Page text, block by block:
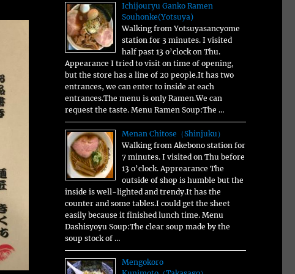
Ichijouryu Ganko Ramen
Souhonke(Yotsuya)
Walking from Yotsuyasancyome
station for 3 minutes. I visited
half past 13 o’clock on Thu.
Appearance I tried to visit on time of opening,
but the store has a line of 20 people.It has two
entrances, we can enter to inside at each
entrances.The menu is only Ramen.We can
request the taste. Menu Ramen Soup:The …
Menan Chitose（Shinjuku）
Walking from Akebono station for
7 minutes. I visited on Thu before
13 o’clock. Apprearance The
outside of shop is humble but the
inside is well-lighted and trendy.It has the
counter and some tables.I could get the sheet
easily because it finished lunch time. Menu
Dashisyoyu Soup:The clear soup made by the
soup stock of …
Mengokoro